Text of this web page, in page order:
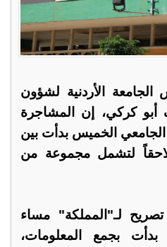
الأردنية لشؤون
أبو كركي، إن المشاجرة
الخميس بدأت بين
لتشمل مجموعة من
لـ"المملكة" مساء
بجمع المعلومات،